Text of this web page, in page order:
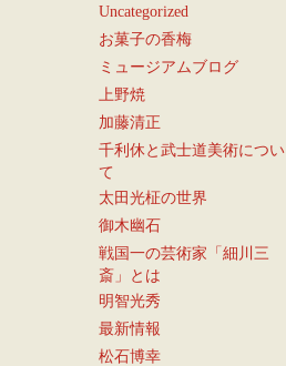
Uncategorized
お菓子の香梅
ミュージアムブログ
上野焼
加藤清正
千利休と武士道美術につい
て
太田光柾の世界
御木幽石
戦国一の芸術家「細川三
斎」とは
明智光秀
最新情報
松石博幸